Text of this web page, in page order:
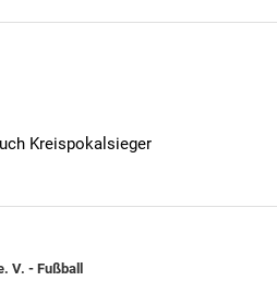
Kreispokalsieger
V. - Fußball